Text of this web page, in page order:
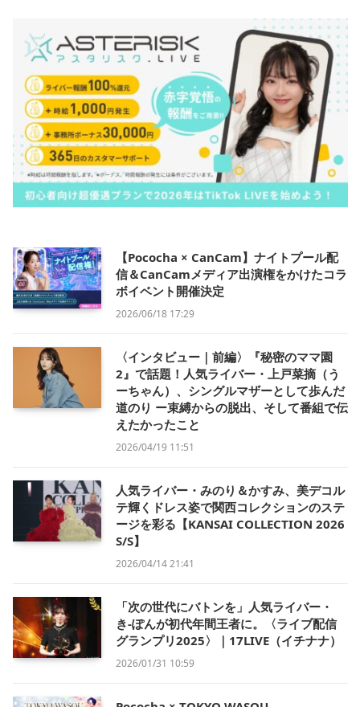
【Pococha × CanCam】ナイトプール配
信＆CanCamメディア出演権をかけたコラ
ボイベント開催決定
2026/06/18 17:29
〈インタビュー｜前編〉『秘密のママ園
2』で話題！人気ライバー・上戸菜摘（う
ーちゃん）、シングルマザーとして歩んだ
道のり ー束縛からの脱出、そして番組で伝
えたかったこと
2026/04/19 11:51
人気ライバー・みのり＆かすみ、美デコル
テ輝くドレス姿で関西コレクションのステ
ージを彩る【KANSAI COLLECTION 2026
S/S】
2026/04/14 21:41
「次の世代にバトンを」人気ライバー・
き-ぽんが初代年間王者に。〈ライブ配信
グランプリ2025〉｜17LIVE（イチナナ）
2026/01/31 10:59